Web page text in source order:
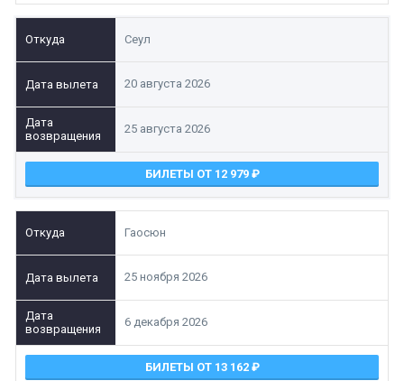
Сеул
20 августа 2026
25 августа 2026
БИЛЕТЫ ОТ 12 979
Гаосюн
25 ноября 2026
6 декабря 2026
БИЛЕТЫ ОТ 13 162